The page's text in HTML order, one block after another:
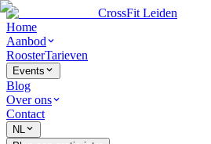
CrossFit Leiden
Home
Aanbod
RoosterTarieven
Events
Blog
Over ons
Contact
NL